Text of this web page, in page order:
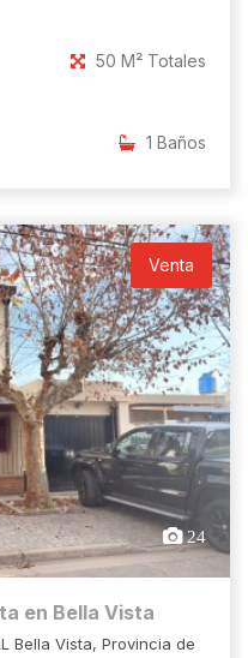
50 M² Totales
1 Baños
Venta
24
en Bella Vista
Bella Vista, Provincia de